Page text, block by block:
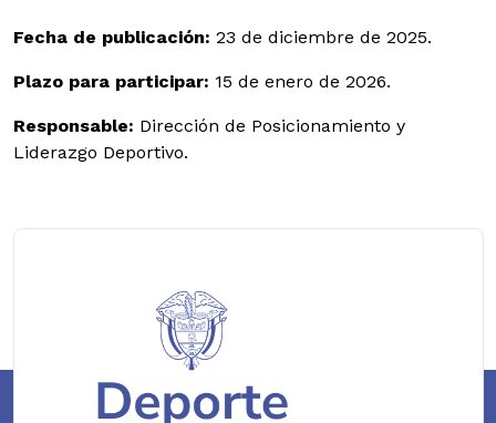
Fecha de publicación: 23 de diciembre de 2025.
Plazo para participar: 15 de enero de 2026.
Responsable: Dirección de Posicionamiento y
Liderazgo Deportivo.